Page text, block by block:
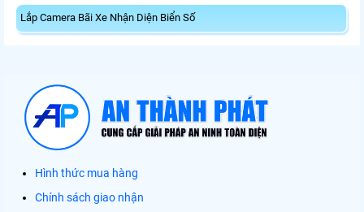
Lắp Camera Bãi Xe Nhận Diện Biển Số
Hình thức mua hàng
Chính sách giao nhận